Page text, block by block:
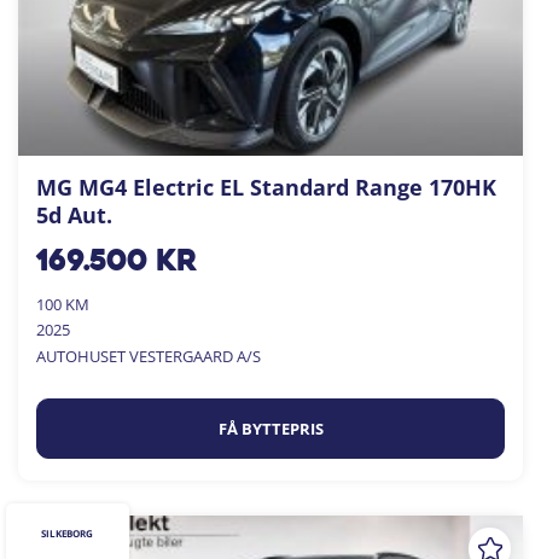
MG MG4 Electric EL Standard Range 170HK
5d Aut.
169.500kr
100 KM
2025
AUTOHUSET VESTERGAARD A/S
FÅ BYTTEPRIS
SILKEBORG